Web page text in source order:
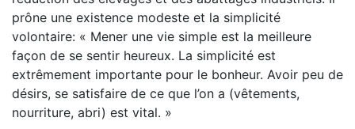
prône une existence modeste et la simplicité
volontaire: « Mener une vie simple est la meilleure
façon de se sentir heureux. La simplicité est
extrêmement importante pour le bonheur. Avoir peu de
désirs, se satisfaire de ce que l’on a (vêtements,
nourriture, abri) est vital. »